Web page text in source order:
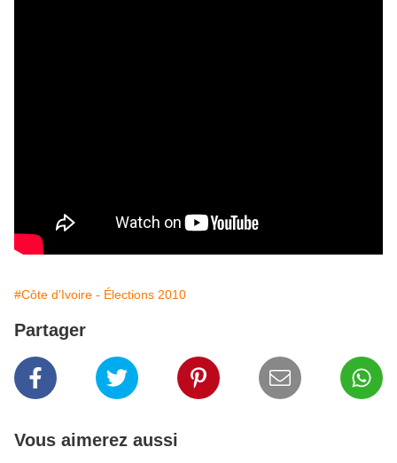
#Côte d'Ivoire - Élections 2010
Partager
Vous aimerez aussi